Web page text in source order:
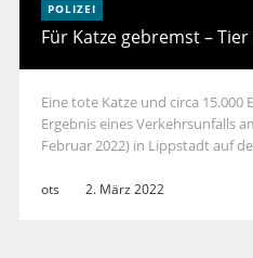
POLIZEI
Für Katze gebremst –
Eine tote Katze und circa 15.000
Ergebnis eines Verkehrsunfalls
Februar 2022) in Lippstadt auf
ots 2. März 2022